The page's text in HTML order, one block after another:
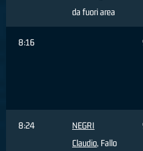
da fuori area
8:16
8:24
NEGRI
Claudio, Fallo